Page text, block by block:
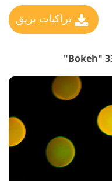
تراكبات بريق